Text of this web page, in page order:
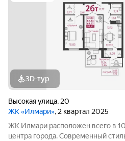
3D-тур
Высокая улица, 20
ЖК «Илмари», 2 квартал 2025
ЖК Илмари расположен всего в
центра города. Современный